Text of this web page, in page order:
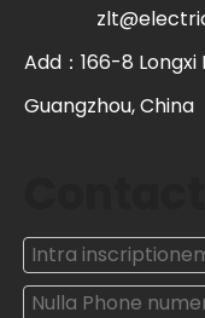
Add：166-8
Guangzhou, China